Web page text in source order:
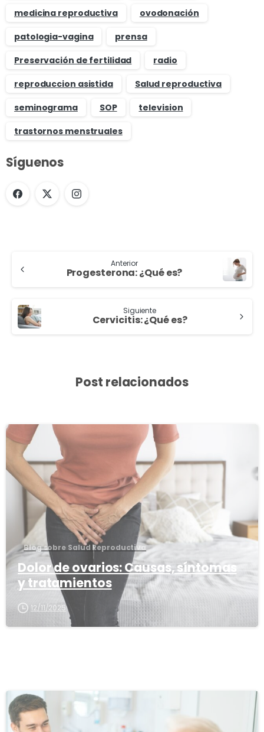
medicina reproductiva
ovodonación
patologia-vagina
prensa
Preservación de fertilidad
radio
reproduccion asistida
Salud reproductiva
seminograma
SOP
television
trastornos menstruales
Síguenos
Anterior
Progesterona: ¿Qué es?
Siguiente
Cervicitis: ¿Qué es?
Post relacionados
Blog sobre Salud Reproductiva
Dolor de ovarios: Causas, síntomas
y tratamientos
12/11/2025